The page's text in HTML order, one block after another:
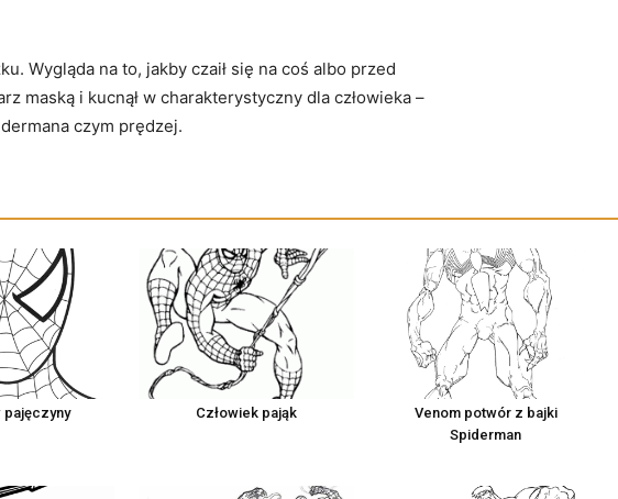
Wygląda na to, jakby czaił się na coś albo przed
maską i kucnął w charakterystyczny dla człowieka –
czym prędzej.
pajęczyny Człowiek pająk
Venom potwór z bajki
Spiderman